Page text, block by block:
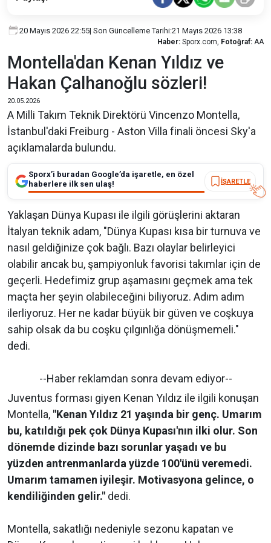
20 Mayıs 2026 22:55| Son Güncelleme Tarihi:21 Mayıs 2026 13:38
Haber: Sporx.com, Fotoğraf: AA
Montella'dan Kenan Yıldız ve
Hakan Çalhanoğlu sözleri!
20.05.2026
A Milli Takım Teknik Direktörü Vincenzo Montella,
İstanbul'daki Freiburg - Aston Villa finali öncesi Sky'a
açıklamalarda bulundu.
Sporx’i buradan Google’da işaretle, en özel
haberlere ilk sen ulaş!
İŞARETLE
Yaklaşan Dünya Kupası ile ilgili görüşlerini aktaran
İtalyan teknik adam, "Dünya Kupası kısa bir turnuva ve
nasıl geldiğinize çok bağlı. Bazı olaylar belirleyici
olabilir ancak bu, şampiyonluk favorisi takımlar için de
geçerli. Hedefimiz grup aşamasını geçmek ama tek
maçta her şeyin olabileceğini biliyoruz. Adım adım
ilerliyoruz. Her ne kadar büyük bir güven ve coşkuya
sahip olsak da bu coşku çılgınlığa dönüşmemeli."
dedi.
--Haber reklamdan sonra devam ediyor--
Juventus forması giyen Kenan Yıldız ile ilgili konuşan
Montella, "Kenan Yıldız 21 yaşında bir genç. Umarım
bu, katıldığı pek çok Dünya Kupası'nın ilki olur. Son
dönemde dizinde bazı sorunlar yaşadı ve bu
yüzden antrenmanlarda yüzde 100'ünü veremedi.
Umarım tamamen iyileşir. Motivasyona gelince, o
kendiliğinden gelir." dedi.
Montella, sakatlığı nedeniyle sezonu kapatan ve